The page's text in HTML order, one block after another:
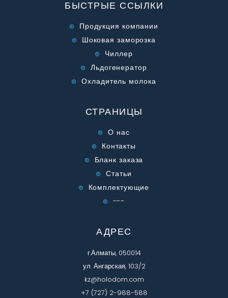
БЫСТРЫЕ ССЫЛКИ
Продукция компании
Шоковая заморозка
Чиллер
Льдогенератор
Охладитель молока
СТРАНИЦЫ
О нас
Контакты
Бланк заказа
Статьи
Комплектующие
---
АДРЕС
г.Алматы, 050014
ул. Ангарская, 103/2
kz@holodom.com
+7 (727) 2-988-588